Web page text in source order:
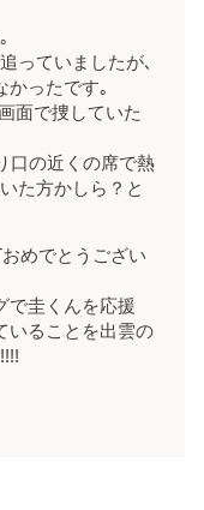
っていましたが､
かったです｡
面で捜していた
口の近くの席で熱
た方かしら？と
めでとうござい
で圭くんを応援
いることを出雲の